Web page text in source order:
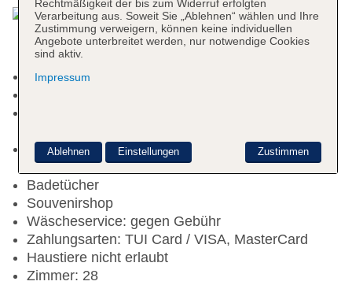
Check-in Zeit ab 12:00 Uhr
Pool: Liegen: ohne Gebühr, Sonnenschirme:
ohne Gebühr
Badetücher
Souvenirshop
Wäscheservice: gegen Gebühr
Zahlungsarten: TUI Card / VISA, MasterCard
Haustiere nicht erlaubt
Zimmer: 28
Rechtmäßigkeit der bis zum Widerruf erfolgten
Verarbeitung aus. Soweit Sie „Ablehnen“ wählen und Ihre
Zustimmung verweigern, können keine individuellen
Angebote unterbreitet werden, nur notwendige Cookies
sind aktiv.
Impressum
Zustimmen
Ablehnen Einstellungen